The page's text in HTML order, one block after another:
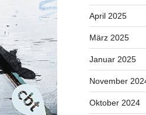
April 2025
März 2025
Januar 2025
November
Oktober 2024